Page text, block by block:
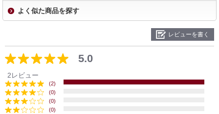
よく似た商品を探す
レビューを書く
5.0
2レビュー
(2)
(0)
(0)
(0)